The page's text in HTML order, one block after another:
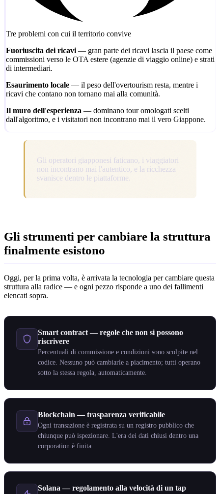
Tre problemi con cui il territorio convive
Fuoriuscita dei ricavi — gran parte dei ricavi lascia il paese come
commissioni verso le OTA estere (agenzie di viaggio online) e strati
di intermediari.
Esaurimento locale — il peso dell'overtourism resta, mentre i
ricavi che contano non tornano mai alla comunità.
Il muro dell'esperienza — dominano tour omologati scelti
dall'algoritmo, e i visitatori non incontrano mai il vero Giappone.
Gli operatori giapponesi faticano, i viaggiatori
non incontrano mai l'autentico, e la ricchezza
svanisce dentro le piattaforme.
Gli strumenti per cambiare la struttura
finalmente esistono
Oggi, per la prima volta, è arrivata la tecnologia per cambiare questa
struttura alla radice — e ogni pezzo risponde a uno dei fallimenti
elencati sopra.
Smart contract — regole che non si possono
riscrivere
Percentuali di commissione e condizioni sono scolpite nel
codice. Nessuno può cambiarle a piacimento; tutti operano
sotto la stessa regola, automaticamente.
Blockchain — trasparenza verificabile
Ogni transazione è registrata su un registro pubblico che
chiunque può ispezionare. L'era dei dati chiusi dentro una
corporation è finita.
Solana — regolamento alla velocità di un tap